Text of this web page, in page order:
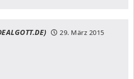
29. März 2015